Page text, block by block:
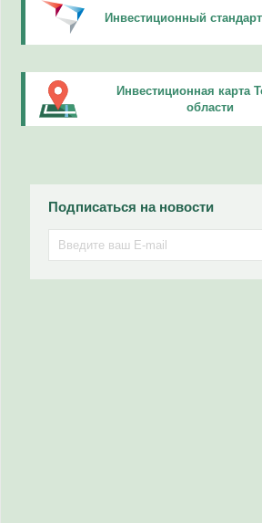
Инвестиционный
Инвестиционная карта
области
Подписаться на новости